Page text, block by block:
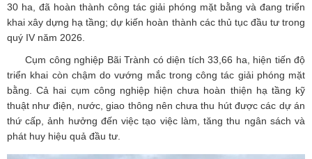
30 ha, đã hoàn thành công tác giải phóng mặt bằng và đang triển
khai xây dựng hạ tầng; dự kiến hoàn thành các thủ tục đầu tư trong
quý IV năm 2026.
Cụm công nghiệp Bãi Trành có diện tích 33,66 ha, hiện tiến độ
triển khai còn chậm do vướng mắc trong công tác giải phóng mặt
bằng. Cả hai cụm công nghiệp hiện chưa hoàn thiện hạ tầng kỹ
thuật như điện, nước, giao thông nên chưa thu hút được các dự án
thứ cấp, ảnh hưởng đến việc tạo việc làm, tăng thu ngân sách và
phát huy hiệu quả đầu tư.